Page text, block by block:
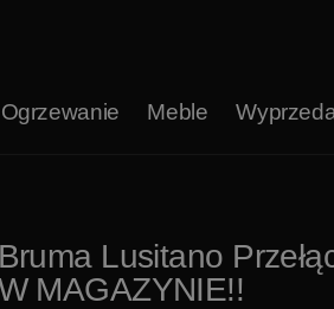
Ogrzewanie Meble
Bruma Lusitano
MAGAZYNIE!!